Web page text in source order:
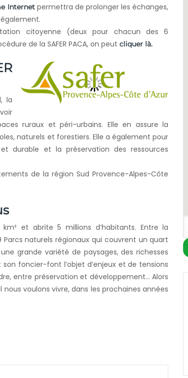
Internetpermettra de prolonger les échanges,
citoyenne (deux pour chacun des 6
de la SAFER PACA, on peut cliquer là.
la
ruraux et péri-urbains. Elle en assure la
naturels et forestiers. Elle a également pour
durable et la préservation des ressources
de la région Sud Provence-Alpes-Côte
km² et abrite 5 millions d’habitants. Entre la
naturels régionaux qui couvrent un quart
grande variété de paysages, des richesses
foncier-font l’objet d’enjeux et de tensions
entre préservation et développement… Alors
voulons vivre, dans les prochaines années